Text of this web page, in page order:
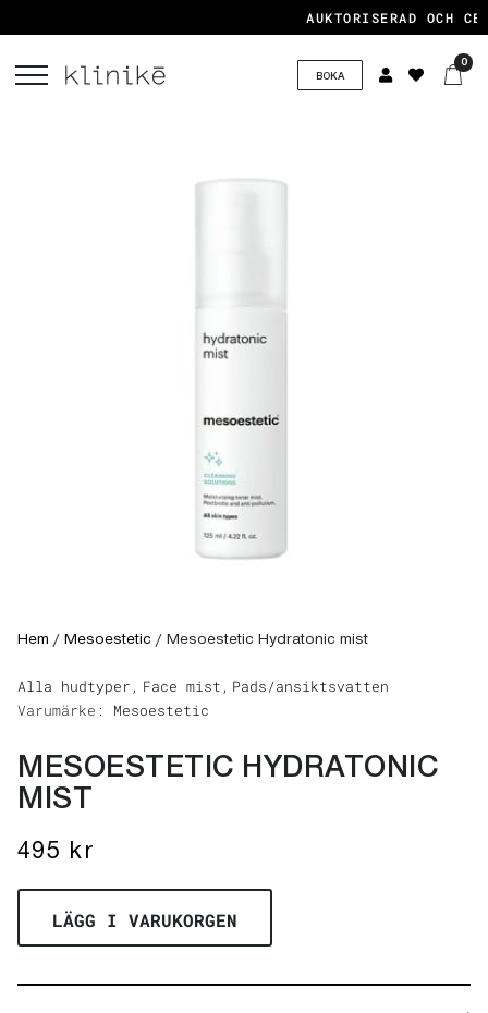
AUKTORISERAD OCH
BOKA
0
Hem / Mesoestetic / Mesoestetic Hydratonic mist
Alla hudtyper, Face mist, Pads/ansiktsvatten
Varumärke: Mesoestetic
MESOESTETIC HYDRATONIC
MIST
495 kr
LÄGG I VARUKORGEN